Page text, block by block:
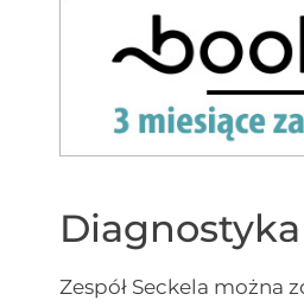
Zespół Seckela można